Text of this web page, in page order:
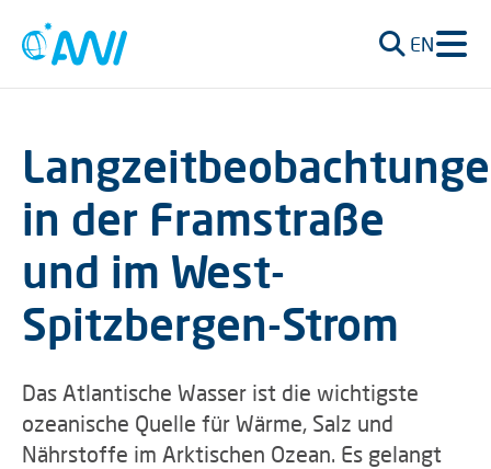
EN
in der Framstraße
und im West-
Spitzbergen-Strom
Das Atlantische Wasser ist die wichtigste
ozeanische Quelle für Wärme, Salz und
Nährstoffe im Arktischen Ozean. Es gelangt